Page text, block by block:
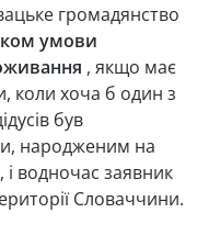
громадянство
умови
, якщо має
коли хоча б один з
був
народженим на
і водночас заявник
Словаччини.